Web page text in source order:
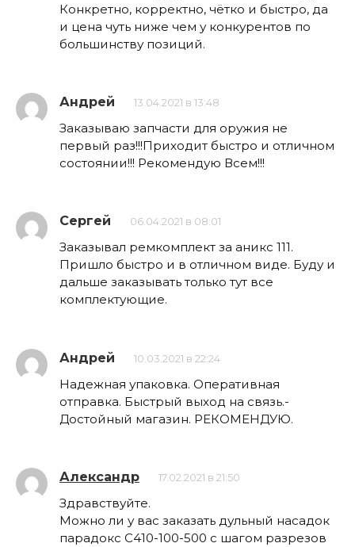
Конкретно, корректно, чётко и быстро, да
и цена чуть ниже чем у конкурентов по
большинству позиций.
Андрей 13.04.2021 в 13:48
Заказываю запчасти для оружия не
первый раз!!!Приходит быстро и отличном
состоянии!!! Рекомендую Всем!!!
Сергей 06.04.2021 в 08:01
Заказывал ремкомплект за аникс 111.
Пришло быстро и в отличном виде. Буду и
дальше заказывать только тут все
комплектующие.
Андрей 10.03.2021 в 22:24
Надежная упаковка. Оперативная
отправка. Быстрый выход на связь.-
Достойный магазин. РЕКОМЕНДУЮ.
Александр 17.02.2021 в 21:50
Здравствуйте.
Можно ли у вас заказать дульный насадок
парадокс С410-100-500 с шагом разрезов